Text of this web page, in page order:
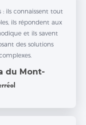
: ils connaissent tout
ils répondent aux
et ils savent
des solutions
du Mont-